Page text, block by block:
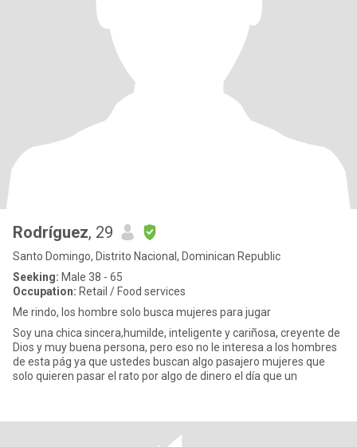
Rodríguez, 29
Santo Domingo, Distrito Nacional, Dominican Republic
Seeking: Male 38 - 65
Occupation: Retail / Food services
Me rindo, los hombre solo busca mujeres para jugar
Soy una chica sincera,humilde, inteligente y cariñosa, creyente de
Dios y muy buena persona, pero eso no le interesa a los hombres
de esta pág ya que ustedes buscan algo pasajero mujeres que
solo quieren pasar el rato por algo de dinero el día que un